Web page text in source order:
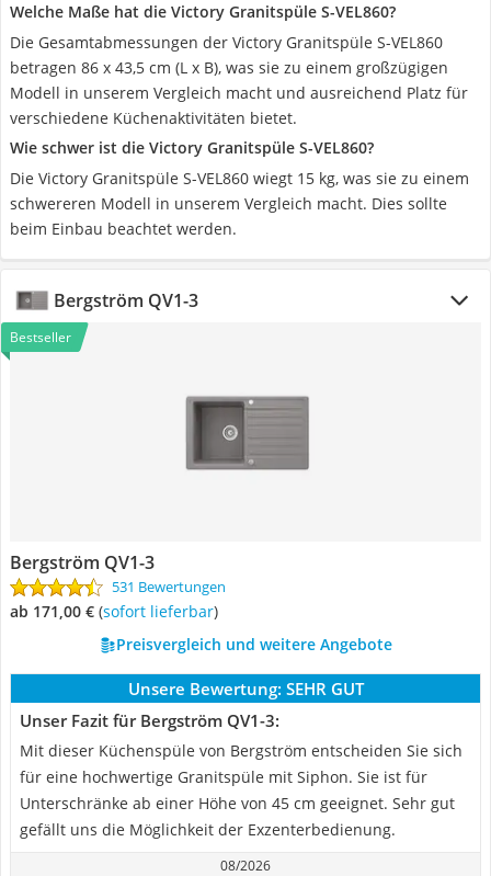
Welche Maße hat die Victory Granitspüle S-VEL860?
Die Gesamtabmessungen der Victory Granitspüle S-VEL860
betragen 86 x 43,5 cm (L x B), was sie zu einem großzügigen
Modell in unserem Vergleich macht und ausreichend Platz für
verschiedene Küchenaktivitäten bietet.
Wie schwer ist die Victory Granitspüle S-VEL860?
Die Victory Granitspüle S-VEL860 wiegt 15 kg, was sie zu einem
schwereren Modell in unserem Vergleich macht. Dies sollte
beim Einbau beachtet werden.
Bergström QV1-3
Bestseller
Bergström QV1-3
531 Bewertungen
ab 171,00 € ( Sofort lieferbar)
Preisvergleich und weitere Angebote
Unsere Bewertung: SEHR GUT
Unser Fazit für Bergström QV1-3:
Mit dieser Küchenspüle von Bergström entscheiden Sie sich
für eine hochwertige Granitspüle mit Siphon. Sie ist für
Unterschränke ab einer Höhe von 45 cm geeignet. Sehr gut
gefällt uns die Möglichkeit der Exzenterbedienung.
08/2026